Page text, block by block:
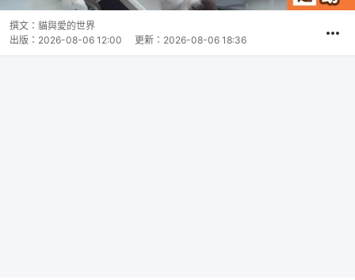
撰文： 貓與愛的世界
出版： 2026-08-06 12:00 更新： 2026-08-06 18:36